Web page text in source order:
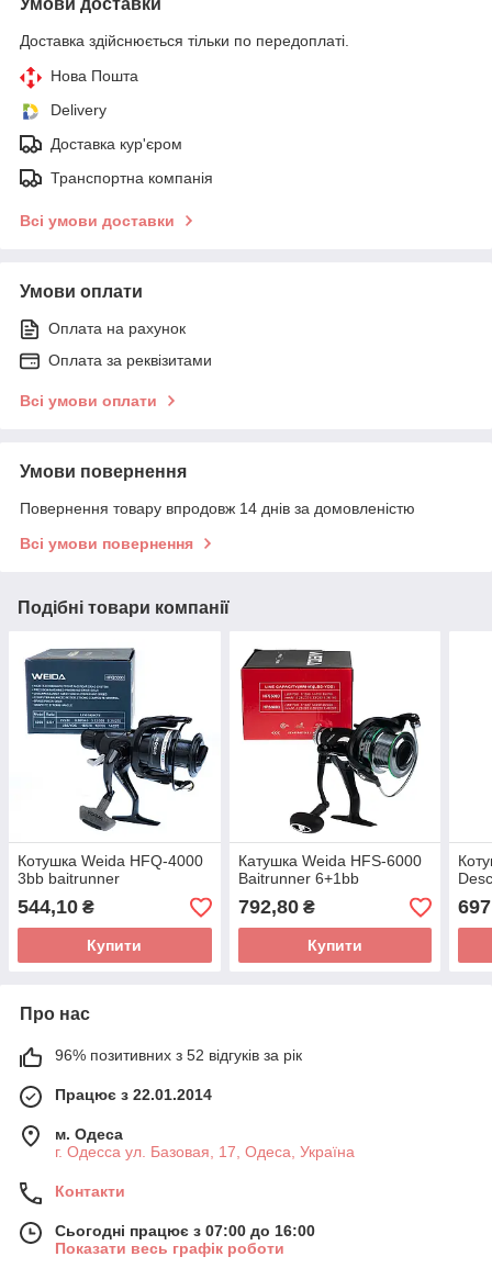
Доставка здійснюється тільки по передоплаті.
Нова Пошта
Delivery
Доставка кур'єром
Транспортна компанія
Всі умови доставки
Умови оплати
Оплата на рахунок
Оплата за реквізитами
Всі умови оплати
Умови повернення
Повернення товару впродовж 14 днів за домовленістю
Всі умови повернення
Подібні товари компанії
Котушка Weida HFQ-4000
3bb baitrunner
544,10 ₴
Купити
Катушка Weida HFS-6000
Baitrunner 6+1bb
792,80₴
Купити
Про нас
96% позитивних з 52 відгуків за рік
Працює з 22.01.2014
м. Одеса
г. Одесса ул. Базовая, 17, Одеса, Україна
Контакти
Сьогодні працює з 07:00 до 16:00
Показати весь графік роботи